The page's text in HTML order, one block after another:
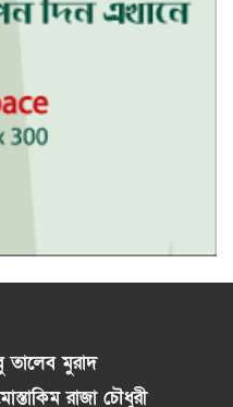
মুরাদ
রাজা চৌধুরী